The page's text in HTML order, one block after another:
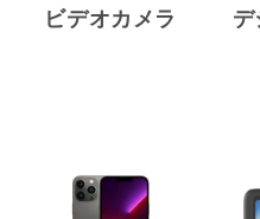
ビデオカメラ デ